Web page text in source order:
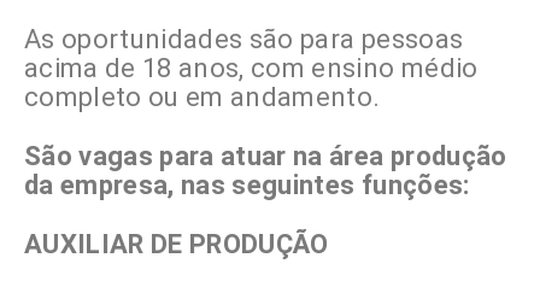
As oportunidades são para pessoas
acima de 18 anos, com ensino médio
completo ou em andamento.
São vagas para atuar na área produção
da empresa, nas seguintes funções:
AUXILIAR DE PRODUÇÃO